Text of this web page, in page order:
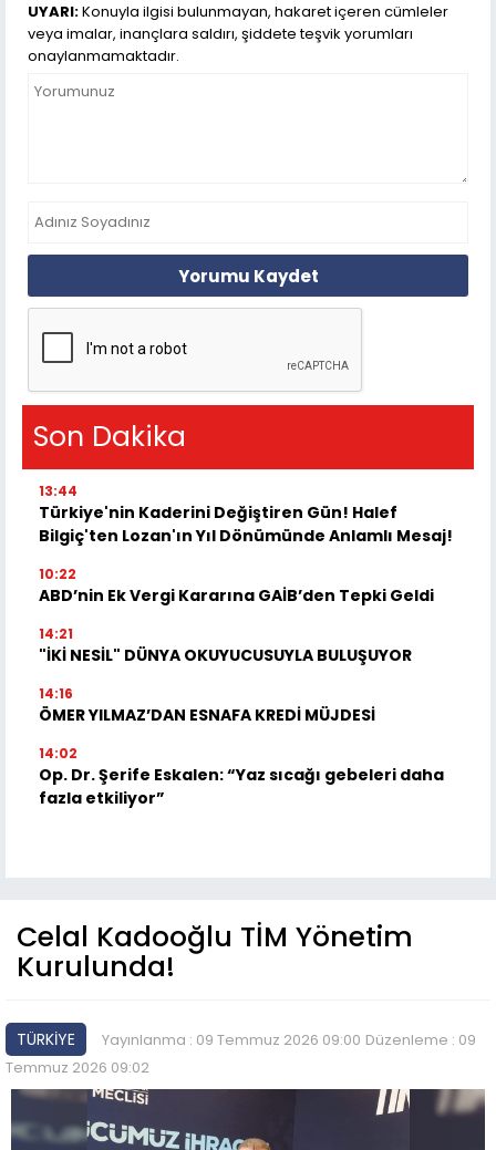
UYARI:Konuyla ilgisi bulunmayan, hakaret içeren cümleler
veya imalar, inançlara saldırı, şiddete teşvik yorumları
onaylanmamaktadır.
Yorumu Kaydet
Son Dakika
13:44
Türkiye'nin Kaderini Değiştiren Gün! Halef
Bilgiç'ten Lozan'ın Yıl Dönümünde Anlamlı Mesaj!
10:22
ABD’nin Ek Vergi Kararına GAİB’den Tepki Geldi
14:21
"İKİ NESİL" DÜNYA OKUYUCUSUYLA BULUŞUYOR
14:16
ÖMER YILMAZ’DAN ESNAFA KREDİ MÜJDESİ
14:02
Op. Dr. Şerife Eskalen: “Yaz sıcağı gebeleri daha
fazla etkiliyor”
Celal Kadooğlu TİM Yönetim
Kurulunda!
TÜRKİYE Yayınlanma : 09 Temmuz 2026 09:00 Düzenleme : 09
Temmuz 2026 09:02